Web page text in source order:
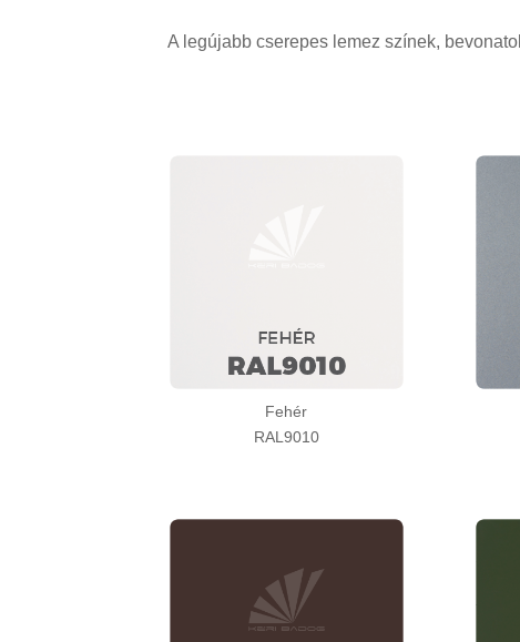
A legújabb cserepes lemez színek,
Fehér
RAL9010